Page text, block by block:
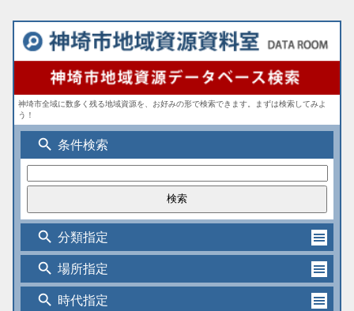
神埼市全域に数多く残る地域資源を、お好みの形で検索できます。まずは検索してみよ
う！
search 条件検索
search 分類指定
search 場所指定
search 時代指定